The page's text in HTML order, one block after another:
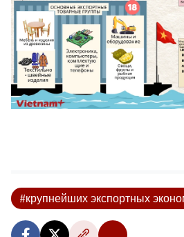
#крупнейших экспортных